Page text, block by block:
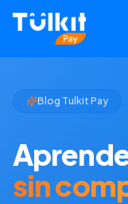
Blog Tulkit Pay
sin